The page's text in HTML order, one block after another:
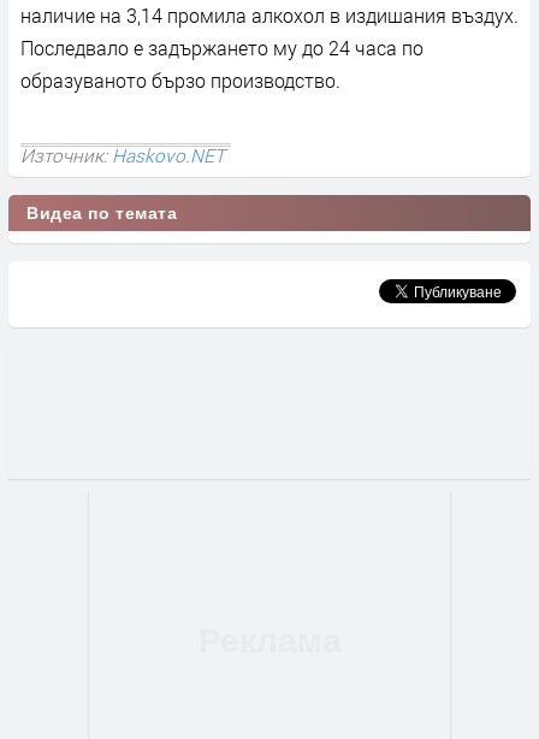
наличие на 3,14 промила алкохол в издишания въздух.
Последвало е задържането му до 24 часа по
образуваното бързо производство.
Източник:Haskovo.NET
Видеа по темата